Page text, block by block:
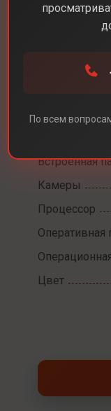
Диагональ
Встроенная
Камеры
Процессор
Оперативная
Цвет
По всем